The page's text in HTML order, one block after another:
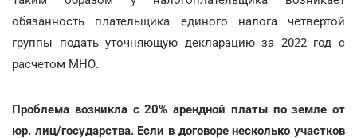
обязанность плательщика единого налога четвертой
группы подать уточняющую декларацию за 2022 год с
расчетом МНО.
Проблема возникла с 20% арендной платы по земле от
юр. лиц/государства. Если в договоре несколько участков